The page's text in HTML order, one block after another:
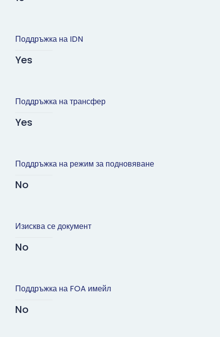
Поддръжка на IDN
Yes
Поддръжка на трансфер
Yes
Поддръжка на режим за подновяване
No
Изисква се документ
No
Поддръжка на FOA имейл
No